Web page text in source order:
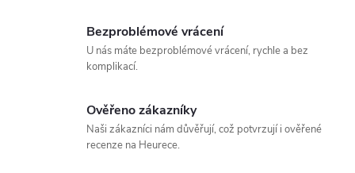
Bezproblémové vrácení
U nás máte bezproblémové vrácení, rychle a bez
komplikací.
Ověřeno zákazníky
Naši zákazníci nám důvěřují, což potvrzují i ověřené
recenze na Heurece.